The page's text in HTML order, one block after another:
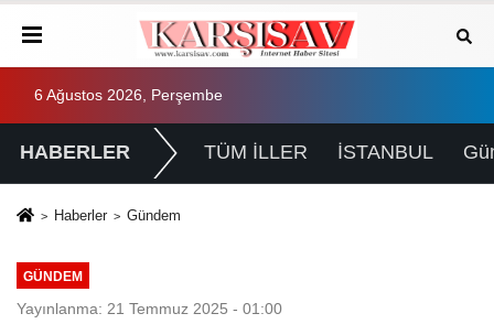
6 Ağustos 2026, Perşembe
HABERLER TÜM İLLER İSTANBUL
Haberler Gündem
GÜNDEM
Yayınlanma: 21 Temmuz 2025 - 01:00